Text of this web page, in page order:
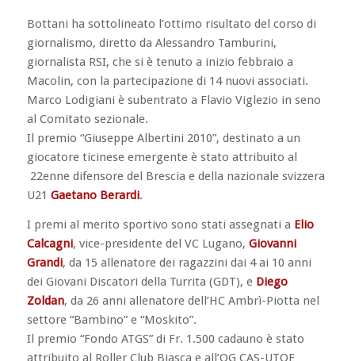
Bottani ha sottolineato l’ottimo risultato del corso di
giornalismo, diretto da Alessandro Tamburini,
giornalista RSI, che si è tenuto a inizio febbraio a
Macolin, con la partecipazione di 14 nuovi associati.
Marco Lodigiani è subentrato a Flavio Viglezio in seno
al Comitato sezionale.
Il premio “Giuseppe Albertini 2010”, destinato a un
giocatore ticinese emergente è stato attribuito al
22enne difensore del Brescia e della nazionale svizzera
U21 Gaetano Berardi.
I premi al merito sportivo sono stati assegnati a Elio
Calcagni, vice-presidente del VC Lugano, Giovanni
Grandi, da 15 allenatore dei ragazzini dai 4 ai 10 anni
dei Giovani Discatori della Turrita (GDT), e Diego
Zoldan, da 26 anni allenatore dell’HC Ambrì-Piotta nel
settore “Bambino” e “Moskito”.
Il premio “Fondo ATGS” di Fr. 1.500 cadauno è stato
attribuito al Roller Club Biasca e all’OG CAS-UTOE